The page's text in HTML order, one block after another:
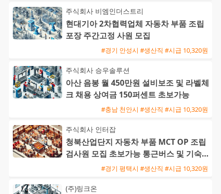
주식회사 비엠인더스트리
현대기아 2차협력업체 자동차 부품 조립
포장 주간고정 사원 모집
#경기 안성시 #생산직 #시급 10,320원
주식회사 승우솔루션
아산 음봉 월 450만원 설비보조 및 라벨체
크 채용 상여금 150퍼센트 초보가능
#충남 천안시 #생산직 #시급 10,320원
주식회사 인터잡
청북산업단지 자동차 부품 MCT OP 조립
검사원 모집 초보가능 통근버스 및 기숙사
#경기 평택시 #생산직 #시급 10,320원
(주)링크온